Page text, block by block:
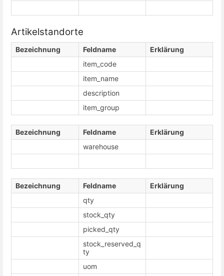
Artikelstandorte
Bezeichnung Feldname
Erklärung
item_code
item_name
description
item_group
Bezeichnung Feldname
Erklärung
warehouse
Bezeichnung Feldname
Erklärung
qty
stock_qty
picked_qty
stock_reserved_q
ty
uom